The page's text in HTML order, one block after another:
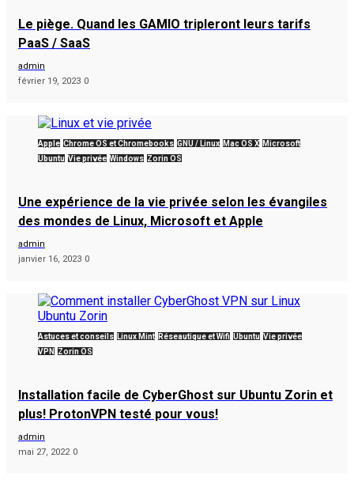
Le piège. Quand les GAMIO tripleront leurs tarifs
PaaS / SaaS
admin
février 19, 2023 0
Apple Chrome OS et Chromebooks GNU / Linux Mac OS X Microsoft
Ubuntu Vie privée Windows Zorin OS
Une expérience de la vie privée selon les évangiles
des mondes de Linux, Microsoft et Apple
admin
janvier 16, 2023 0
Astuces et conseils Linux Mint Réseautique et Wifi Ubuntu Vie privée
VPN
Zorin OS
Installation facile de CyberGhost sur Ubuntu Zorin et
plus! ProtonVPN testé pour vous!
admin
mai 27, 2022 0